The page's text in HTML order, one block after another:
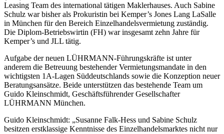
Leasing Team des international tätigen Maklerhauses. Auch Sabine
Schulz war bisher als Prokuristin bei Kemper’s Jones Lang LaSalle
in München für den Bereich Einzelhandelsvermietung zuständig.
Die Diplom-Betriebswirtin (FH) war insgesamt zehn Jahre für
Kemper’s und JLL tätig.
Aufgabe der neuen LÜHRMANN-Führungskräfte ist unter
anderem die Betreuung bestehender Vermietungsmandate in den
wichtigsten 1A-Lagen Süddeutschlands sowie die Konzeption neuer
Beratungsansätze. Beide unterstützen das bestehende Team um
Guido Kleinschmidt, Geschäftsführender Gesellschafter
LÜHRMANN München.
Guido Kleinschmidt: „Susanne Falk-Hess und Sabine Schulz
besitzen erstklassige Kenntnisse des Einzelhandelsmarktes nicht nur